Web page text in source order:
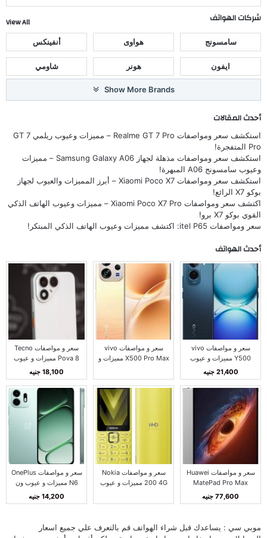
شركات الهواتف View All
سامسونج هواوى أنفينكس
ايفون هونر شاومي
Show More Brands
أحدث المقالات
استكشف سعر ومواصفات Realme GT 7 Pro – مميزات وعيوب ريلمي GT 7
Pro المتفجرة!
استكشف سعر ومواصفات مذهلة لجهاز Samsung Galaxy A06 – مميزات
وعيوب سامسونج A06 المبهرة!
استكشف سعر ومواصفات Xiaomi Poco X7 – أبرز المميزات والعيوب لجهاز
بوكو X7 الرائع!
اكتشف سعر ومواصفات Xiaomi Poco X7 Pro – مميزات وعيوب الهاتف الذكي
القوي بوكو X7 برو!
سعر ومواصفات itel P65: اكتشف مميزات وعيوب الهاتف الذكي المبتكر!
أحدث الهواتف
سعر و مواصفات vivo
Y500 مميزات و عيوب
فيفو Y500
21,400 جنيه
سعر و مواصفات vivo
X500 Pro Max مميزات و
ماكس
سعر و مواصفات Tecno
Pova 8 مميزات و عيوب
تكنو بوفا 8
18,100 جنيه
سعر و مواصفات Huawei
MatePad Pro Max
مميزات و عيوب هواوي
MatePad Pro Max
77,600 جنيه
سعر و مواصفات Nokia
200 4G مميزات و عيوب
سعر و مواصفات OnePlus
N6 مميزات و عيوب ون
بلس N6
14,200 جنيه
موبي سي : يساعدك قبل شراء الهواتف قم بالتعرف علي جميع اسعار